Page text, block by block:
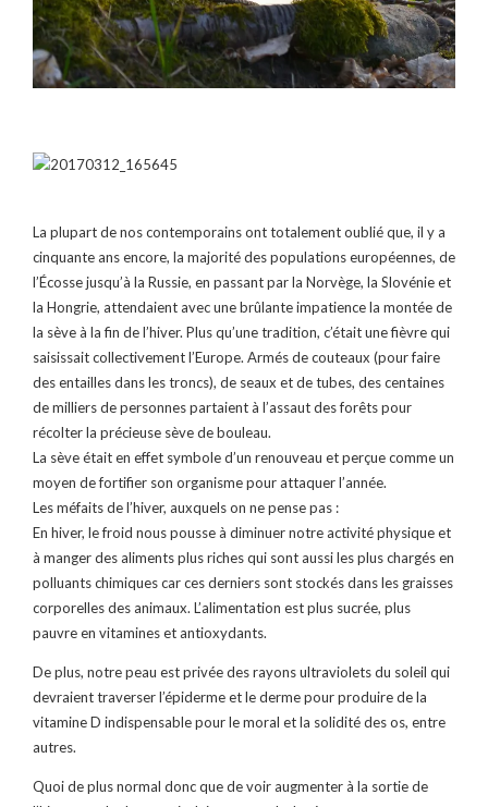
La plupart de nos contemporains ont totalement oublié que, il y a
cinquante ans encore, la majorité des populations européennes, de
l’Écosse jusqu’à la Russie, en passant par la Norvège, la Slovénie et
la Hongrie, attendaient avec une brûlante impatience la montée de
la sève à la fin de l’hiver. Plus qu’une tradition, c’était une fièvre qui
saisissait collectivement l’Europe. Armés de couteaux (pour faire
des entailles dans les troncs), de seaux et de tubes, des centaines
de milliers de personnes partaient à l’assaut des forêts pour
récolter la précieuse sève de bouleau.
La sève était en effet symbole d’un renouveau et perçue comme un
moyen de fortifier son organisme pour attaquer l’année.
Les méfaits de l’hiver, auxquels on ne pense pas :
En hiver, le froid nous pousse à diminuer notre activité physique et
à manger des aliments plus riches qui sont aussi les plus chargés en
polluants chimiques car ces derniers sont stockés dans les graisses
corporelles des animaux. L’alimentation est plus sucrée, plus
pauvre en vitamines et antioxydants.
De plus, notre peau est privée des rayons ultraviolets du soleil qui
devraient traverser l’épiderme et le derme pour produire de la
vitamine D indispensable pour le moral et la solidité des os, entre
autres.
Quoi de plus normal donc que de voir augmenter à la sortie de